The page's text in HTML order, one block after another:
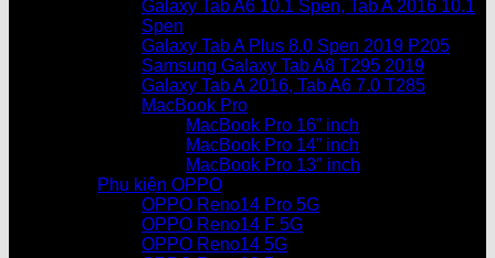
Galaxy Tab A6 10.1 Spen, Tab A 2016 10.1
Spen
Galaxy Tab A Plus 8.0 Spen 2019 P205
Samsung Galaxy Tab A8 T295 2019
Galaxy Tab A 2016, Tab A6 7.0 T285
MacBook Pro
MacBook Pro 16” inch
MacBook Pro 14” inch
MacBook Pro 13″ inch
Phụ kiện OPPO
OPPO Reno14 Pro 5G
OPPO Reno14 F 5G
OPPO Reno14 5G